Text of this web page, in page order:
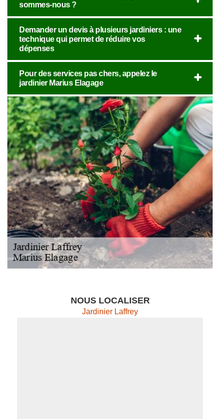
sommes-nous ?
Demander un devis à plusieurs jardiniers : une
technique qui permet de réduire vos
dépenses
Pour des services pas chers, appelez le
jardinier Marius Elagage
NOUS LOCALISER
Jardinier Laffrey